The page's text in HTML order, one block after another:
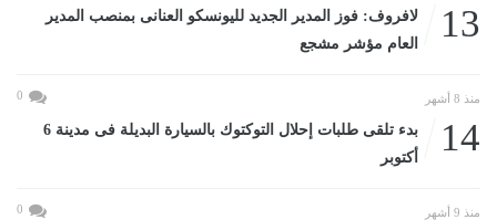
13
لافروف: فوز المدير الجديد لليونسكو العنانى بمنصب المدير
العام مؤشر مشجع
منذ 8 أشهر 0
14
بدء تلقى طلبات إحلال التوكتوك بالسيارة البديلة فى مدينة 6
أكتوبر
منذ 9 أشهر 0